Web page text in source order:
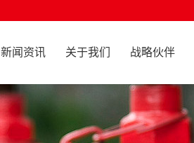
新闻资讯 关于我们 战略伙伴